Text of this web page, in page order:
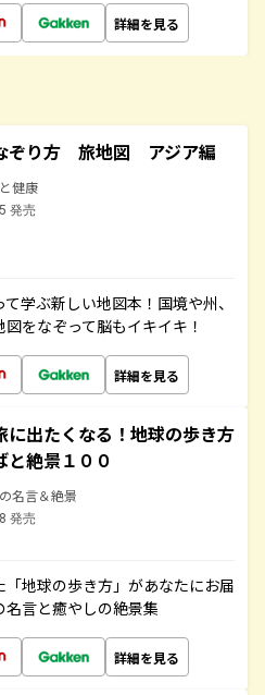
詳細を見る
ぞり方 旅地図 アジア編
健康
発売
学ぶ新しい地図本！国境や州、
をなぞって脳もイキイキ！
詳細を見る
に出たくなる！地球の歩き方
と絶景１００
名言＆絶景
発売
地球の歩き方」があなたにお届
言と癒やしの絶景集
詳細を見る